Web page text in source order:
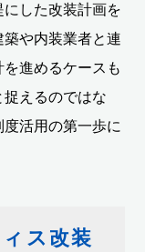
した改装計画を
や内装業者と連
進めるケースも
えるのではな
活用の第一歩に
ス改装